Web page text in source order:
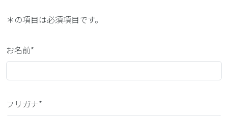
＊の項目は必須項目です。
お名前*
フリガナ*